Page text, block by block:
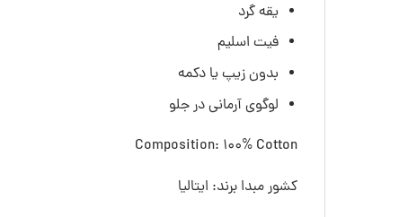
یقه گرد
فیت اسلیم
بدون زیپ یا دکمه
لوگوی آرمانی در جلو
Composition: 100% Cotton
کشور مبدا برند: ایتالیا